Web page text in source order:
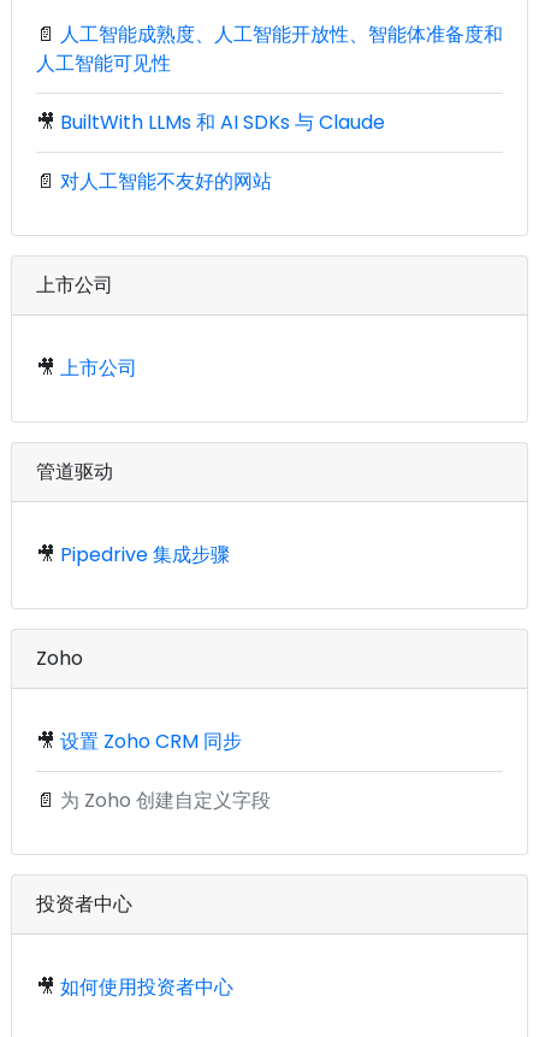
📄 人工智能成熟度、人工智能开放性、智能体准备度和
人工智能可见性
🎥 BuiltWith LLMs 和 AI SDKs 与 Claude
📄 对人工智能不友好的网站
上市公司
🎥 上市公司
管道驱动
🎥 Pipedrive 集成步骤
Zoho
🎥 设置 Zoho CRM 同步
📄 为 Zoho 创建自定义字段
投资者中心
🎥 如何使用投资者中心